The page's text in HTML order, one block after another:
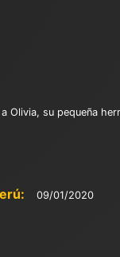
Olivia, su pequeña
09/01/2020